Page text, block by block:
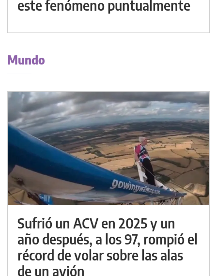
este fenómeno puntualmente
Mundo
Sufrió un ACV en 2025 y un
año después, a los 97, rompió el
récord de volar sobre las alas
de un avión